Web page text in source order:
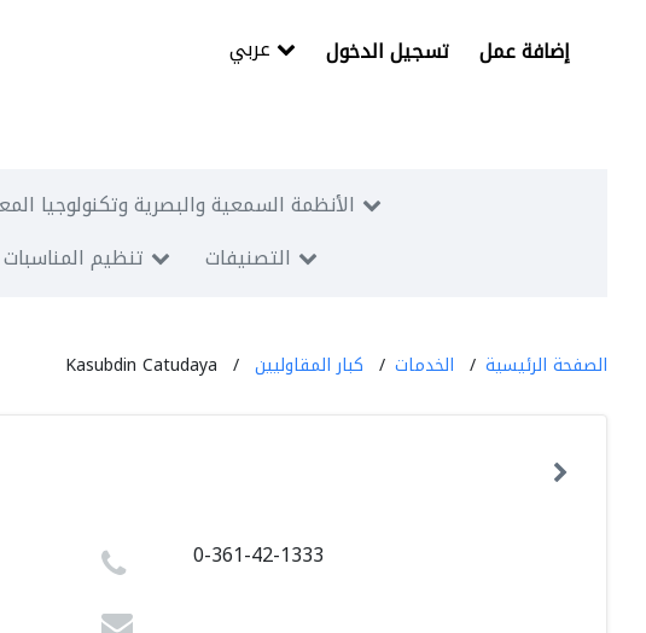
تسجيل الدخول إضافة عمل
الأنظمة السمعية والبصرية وتكنولوجيا
تنظيم التصنيفات
الصفحة الرئيسية الخدمات كبار المقاوليين Kasubdin Catudaya
0-361-42-1333